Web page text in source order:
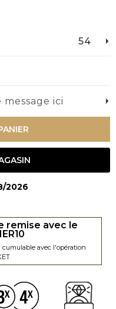
54
message ici
2026
remise avec le
avec l'opération